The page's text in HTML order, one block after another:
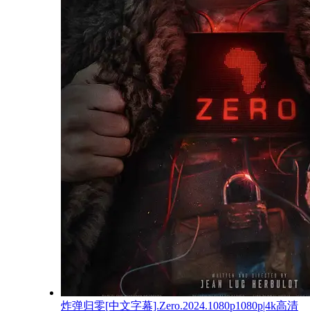
炸弹归零[中文字幕].Zero.2024.1080p1080p|4k高清